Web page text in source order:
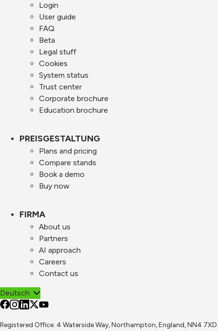
Login
User guide
FAQ
Beta
Legal stuff
Cookies
System status
Trust center
Corporate brochure
Education brochure
PREISGESTALTUNG
Plans and pricing
Compare stands
Book a demo
Buy now
FIRMA
About us
Partners
AI approach
Careers
Contact us
Deutsch
Registered Office: 4 Waterside Way, Northampton, England, NN4 7XD